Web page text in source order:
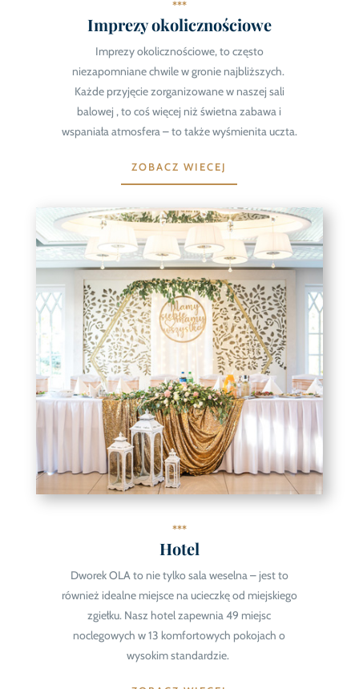
***
Imprezy okolicznościowe
Imprezy okolicznościowe, to często
niezapomniane chwile w gronie najbliższych.
Każde przyjęcie zorganizowane w naszej sali
balowej , to coś więcej niż świetna zabawa i
wspaniała atmosfera – to także wyśmienita uczta.
ZOBACZ WIECEJ
***
Hotel
Dworek OLA to nie tylko sala weselna – jest to
również idealne miejsce na ucieczkę od miejskiego
zgiełku. Nasz hotel zapewnia 49 miejsc
noclegowych w 13 komfortowych pokojach o
wysokim standardzie.